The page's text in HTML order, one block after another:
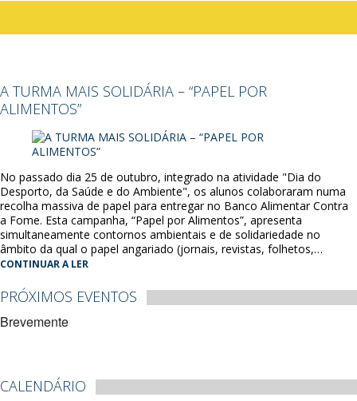
A TURMA MAIS SOLIDÁRIA – “PAPEL POR
ALIMENTOS”
No passado dia 25 de outubro, integrado na atividade "Dia do
Desporto, da Saúde e do Ambiente", os alunos colaboraram numa
recolha massiva de papel para entregar no Banco Alimentar Contra
a Fome. Esta campanha, “Papel por Alimentos”, apresenta
simultaneamente contornos ambientais e de solidariedade no
âmbito da qual o papel angariado (jornais, revistas, folhetos,…
CONTINUAR A LER
PRÓXIMOS EVENTOS
Brevemente
CALENDÁRIO